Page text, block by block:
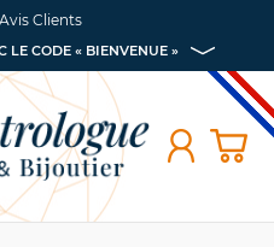
LE CODE « BIENVENUE »
Avis Clients